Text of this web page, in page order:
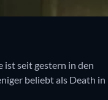
ist seit gestern in den
beliebt als Death in